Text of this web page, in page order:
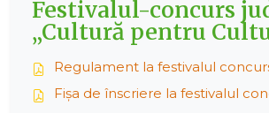
Festivalul-concurs
„Cultură pentru
Regulament la festivalul
Fișa de înscriere la festivalul